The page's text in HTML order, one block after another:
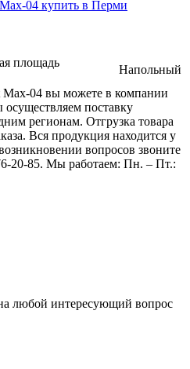
площадь
Напольный
Max-04 вы можете в компании
поставку
регионам. Отгрузка товара
Вся продукция находится у
вопросов звоните
20-85. Мы работаем: Пн. – Пт.:
любой интересующий вопрос